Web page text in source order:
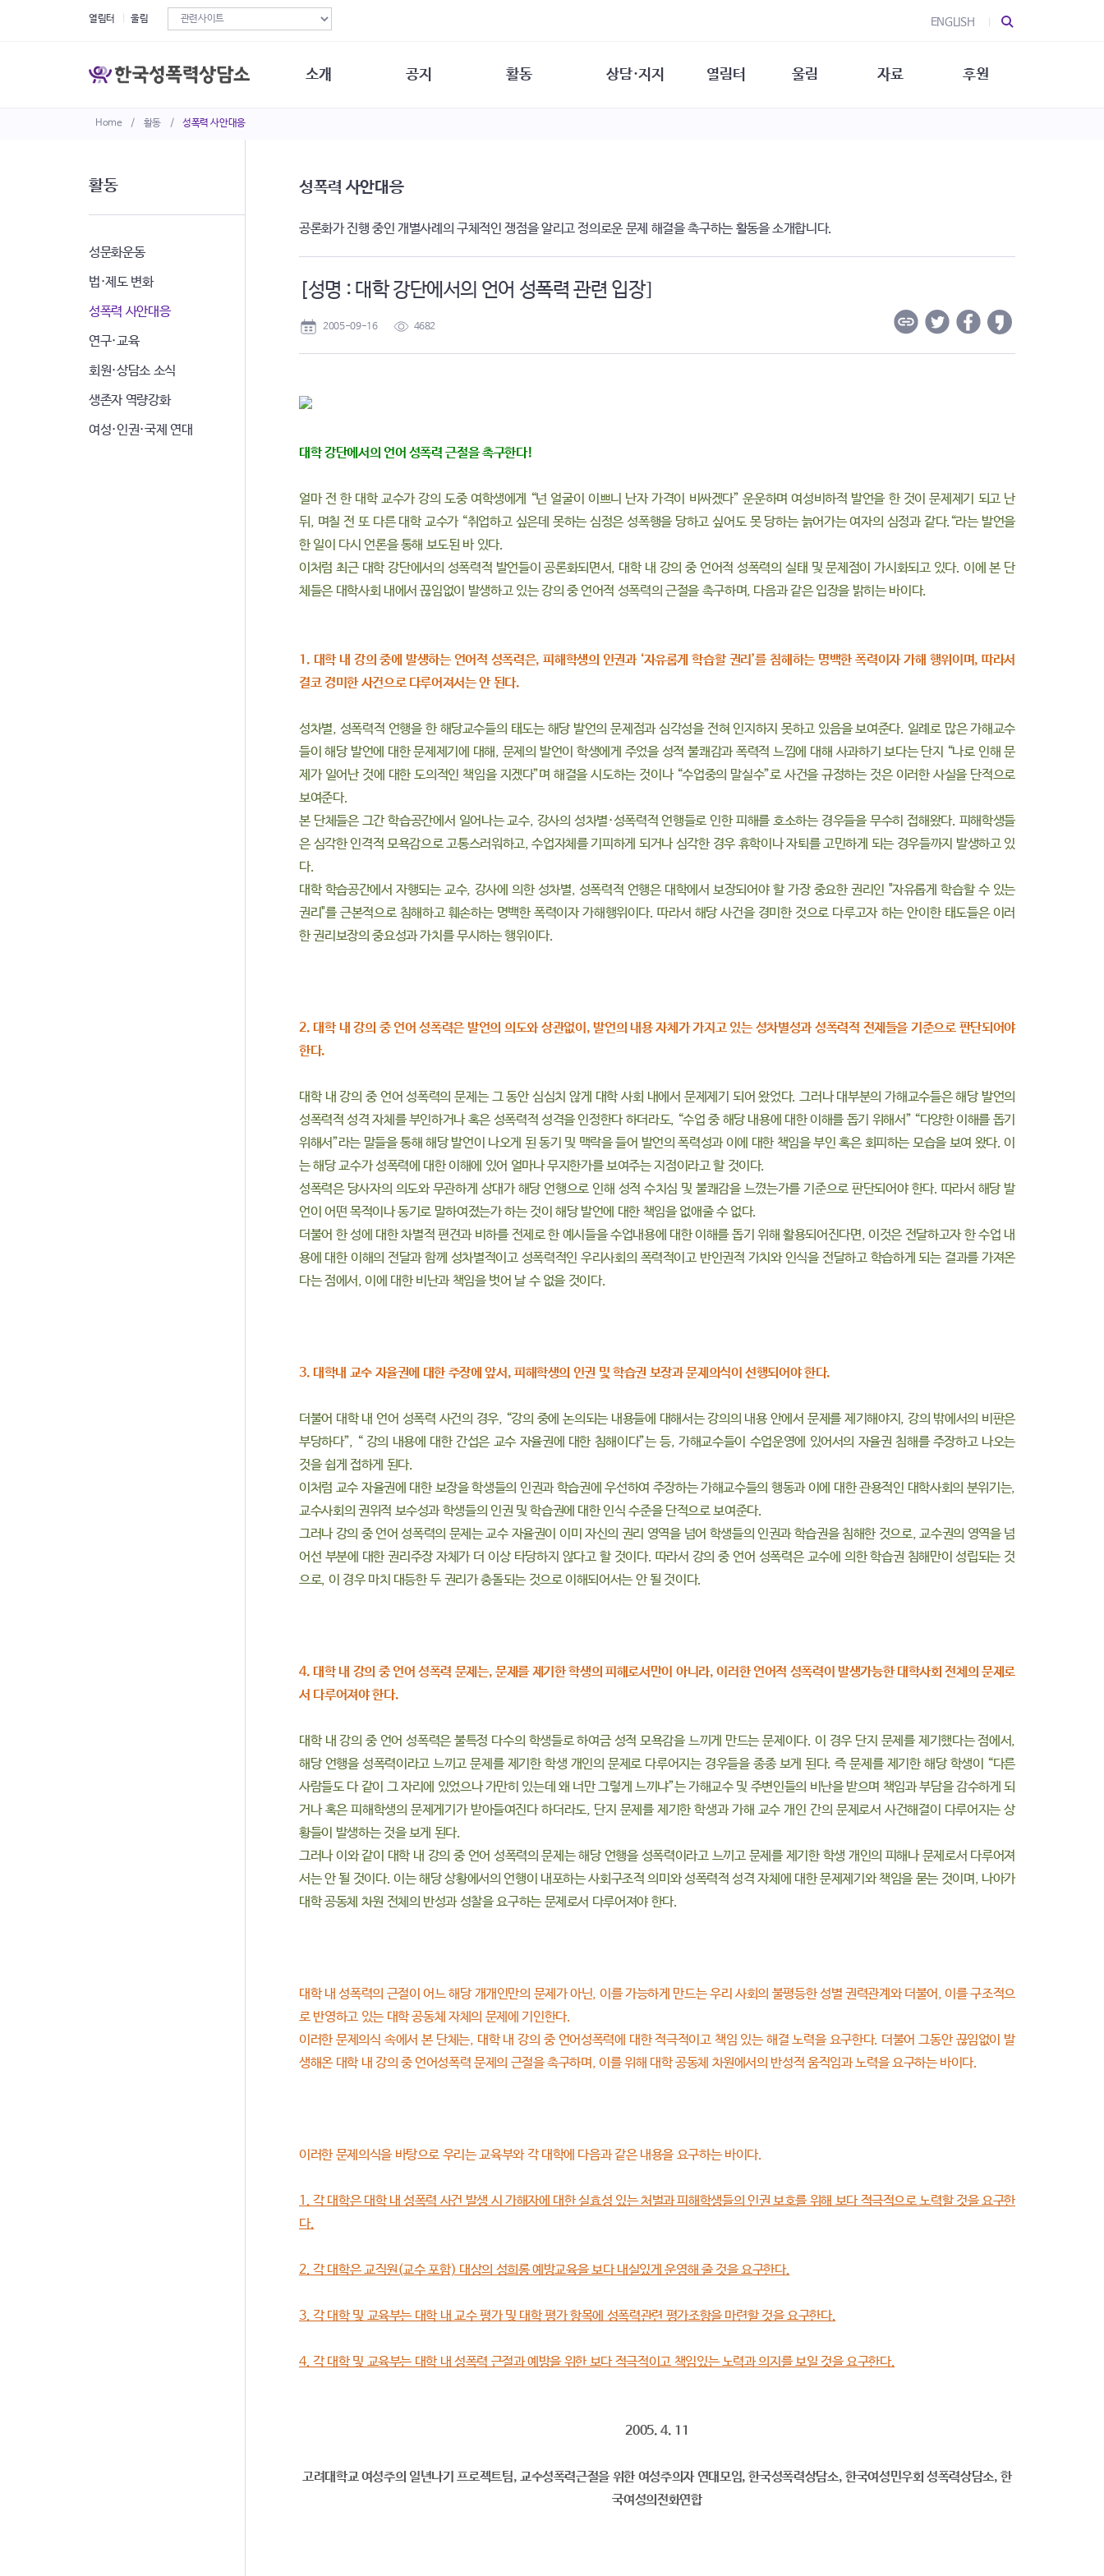
Home / 활동 / 성폭력 사안대응
열림터 울림 ENGLISH
소개
오시는길
정관·규정·약속
공지 활동
생존자 역량강화
상담·지지
함께 고민하기
열림터
연대/연구
울림 자료 후원
활동
성문화운동
법·제도 변화
성폭력 사안대응
연구·교육
회원·상담소 소식
생존자 역량강화
여성·인권·국제 연대
성폭력 사안대응
공론화가 진행 중인 개별사례의 구체적인 쟁점을 알리고 정의로운 문제 해결을 촉구하는 활동을 소개합니다.
[성명 : 대학 강단에서의 언어 성폭력 관련 입장]
2005-09-16 4682
대학 강단에서의 언어 성폭력 근절을 촉구한다!
얼마 전 한 대학 교수가 강의 도중 여학생에게 “넌 얼굴이 이쁘니 난자 가격이 비싸겠다” 운운하며 여성비하적 발언을 한 것이 문제제기 되고 난
뒤, 며칠 전 또 다른 대학 교수가 “취업하고 싶은데 못하는 심정은 성폭행을 당하고 싶어도 못 당하는 늙어가는 여자의 심정과 같다.“라는 발언을
한 일이 다시 언론을 통해 보도된 바 있다.
이처럼 최근 대학 강단에서의 성폭력적 발언들이 공론화되면서, 대학 내 강의 중 언어적 성폭력의 실태 및 문제점이 가시화되고 있다. 이에 본 단
체들은 대학사회 내에서 끊임없이 발생하고 있는 강의 중 언어적 성폭력의 근절을 촉구하며, 다음과 같은 입장을 밝히는 바이다.
1. 대학 내 강의 중에 발생하는 언어적 성폭력은, 피해학생의 인권과 ‘자유롭게 학습할 권리’를 침해하는 명백한 폭력이자 가해 행위이며, 따라서
결코 경미한 사건으로 다루어져서는 안 된다.
성차별, 성폭력적 언행을 한 해당교수들의 태도는 해당 발언의 문제점과 심각성을 전혀 인지하지 못하고 있음을 보여준다. 일례로 많은 가해교수
들이 해당 발언에 대한 문제제기에 대해, 문제의 발언이 학생에게 주었을 성적 불쾌감과 폭력적 느낌에 대해 사과하기 보다는 단지 “나로 인해 문
제가 일어난 것에 대한 도의적인 책임을 지겠다”며 해결을 시도하는 것이나 “수업중의 말실수”로 사건을 규정하는 것은 이러한 사실을 단적으로
보여준다.
본 단체들은 그간 학습공간에서 일어나는 교수, 강사의 성차별·성폭력적 언행들로 인한 피해를 호소하는 경우들을 무수히 접해왔다. 피해학생들
은 심각한 인격적 모욕감으로 고통스러워하고, 수업자체를 기피하게 되거나 심각한 경우 휴학이나 자퇴를 고민하게 되는 경우들까지 발생하고 있
다.
대학 학습공간에서 자행되는 교수, 강사에 의한 성차별, 성폭력적 언행은 대학에서 보장되어야 할 가장 중요한 권리인 "자유롭게 학습할 수 있는
권리"를 근본적으로 침해하고 훼손하는 명백한 폭력이자 가해행위이다. 따라서 해당 사건을 경미한 것으로 다루고자 하는 안이한 태도들은 이러
한 권리보장의 중요성과 가치를 무시하는 행위이다.
2. 대학 내 강의 중 언어 성폭력은 발언의 의도와 상관없이, 발언의 내용 자체가 가지고 있는 성차별성과 성폭력적 전제들을 기준으로 판단되어야
한다.
대학 내 강의 중 언어 성폭력의 문제는 그 동안 심심치 않게 대학 사회 내에서 문제제기 되어 왔었다. 그러나 대부분의 가해교수들은 해당 발언의
성폭력적 성격 자체를 부인하거나 혹은 성폭력적 성격을 인정한다 하더라도, “수업 중 해당 내용에 대한 이해를 돕기 위해서” “다양한 이해를 돕기
위해서”라는 말들을 통해 해당 발언이 나오게 된 동기 및 맥락을 들어 발언의 폭력성과 이에 대한 책임을 부인 혹은 회피하는 모습을 보여 왔다. 이
는 해당 교수가 성폭력에 대한 이해에 있어 얼마나 무지한가를 보여주는 지점이라고 할 것이다.
성폭력은 당사자의 의도와 무관하게 상대가 해당 언행으로 인해 성적 수치심 및 불쾌감을 느꼈는가를 기준으로 판단되어야 한다. 따라서 해당 발
언이 어떤 목적이나 동기로 말하여졌는가 하는 것이 해당 발언에 대한 책임을 없애줄 수 없다.
더불어 한 성에 대한 차별적 편견과 비하를 전제로 한 예시들을 수업내용에 대한 이해를 돕기 위해 활용되어진다면, 이것은 전달하고자 한 수업 내
용에 대한 이해의 전달과 함께 성차별적이고 성폭력적인 우리사회의 폭력적이고 반인권적 가치와 인식을 전달하고 학습하게 되는 결과를 가져온
다는 점에서, 이에 대한 비난과 책임을 벗어 날 수 없을 것이다.
3. 대학내 교수 자율권에 대한 주장에 앞서, 피해학생의 인권 및 학습권 보장과 문제의식이 선행되어야 한다.
더불어 대학 내 언어 성폭력 사건의 경우, “강의 중에 논의되는 내용들에 대해서는 강의의 내용 안에서 문제를 제기해야지, 강의 밖에서의 비판은
부당하다”, “ 강의 내용에 대한 간섭은 교수 자율권에 대한 침해이다”는 등, 가해교수들이 수업운영에 있어서의 자율권 침해를 주장하고 나오는
것을 쉽게 접하게 된다.
이처럼 교수 자율권에 대한 보장을 학생들의 인권과 학습권에 우선하여 주장하는 가해교수들의 행동과 이에 대한 관용적인 대학사회의 분위기는,
교수사회의 권위적 보수성과 학생들의 인권 및 학습권에 대한 인식 수준을 단적으로 보여준다.
그러나 강의 중 언어 성폭력의 문제는 교수 자율권이 이미 자신의 권리 영역을 넘어 학생들의 인권과 학습권을 침해한 것으로, 교수권의 영역을 넘
어선 부분에 대한 권리주장 자체가 더 이상 타당하지 않다고 할 것이다. 따라서 강의 중 언어 성폭력은 교수에 의한 학습권 침해만이 성립되는 것
으로, 이 경우 마치 대등한 두 권리가 충돌되는 것으로 이해되어서는 안 될 것이다.
4. 대학 내 강의 중 언어 성폭력 문제는, 문제를 제기한 학생의 피해로서만이 아니라, 이러한 언어적 성폭력이 발생가능한 대학사회 전체의 문제로
서 다루어져야 한다.
대학 내 강의 중 언어 성폭력은 불특정 다수의 학생들로 하여금 성적 모욕감을 느끼게 만드는 문제이다. 이 경우 단지 문제를 제기했다는 점에서,
해당 언행을 성폭력이라고 느끼고 문제를 제기한 학생 개인의 문제로 다루어지는 경우들을 종종 보게 된다. 즉 문제를 제기한 해당 학생이 “다른
사람들도 다 같이 그 자리에 있었으나 가만히 있는데 왜 너만 그렇게 느끼냐”는 가해교수 및 주변인들의 비난을 받으며 책임과 부담을 감수하게 되
거나 혹은 피해학생의 문제게기가 받아들여진다 하더라도, 단지 문제를 제기한 학생과 가해 교수 개인 간의 문제로서 사건해결이 다루어지는 상
황들이 발생하는 것을 보게 된다.
그러나 이와 같이 대학 내 강의 중 언어 성폭력의 문제는 해당 언행을 성폭력이라고 느끼고 문제를 제기한 학생 개인의 피해나 문제로서 다루어져
서는 안 될 것이다. 이는 해당 상황에서의 언행이 내포하는 사회구조적 의미와 성폭력적 성격 자체에 대한 문제제기와 책임을 묻는 것이며, 나아가
대학 공동체 차원 전체의 반성과 성찰을 요구하는 문제로서 다루어져야 한다.
대학 내 성폭력의 근절이 어느 해당 개개인만의 문제가 아닌, 이를 가능하게 만드는 우리 사회의 불평등한 성별 권력관계와 더불어, 이를 구조적으
로 반영하고 있는 대학 공동체 자체의 문제에 기인한다.
이러한 문제의식 속에서 본 단체는, 대학 내 강의 중 언어성폭력에 대한 적극적이고 책임 있는 해결 노력을 요구한다. 더불어 그동안 끊임없이 발
생해온 대학 내 강의 중 언어성폭력 문제의 근절을 촉구하며, 이를 위해 대학 공동체 차원에서의 반성적 움직임과 노력을 요구하는 바이다.
이러한 문제의식을 바탕으로 우리는 교육부와 각 대학에 다음과 같은 내용을 요구하는 바이다.
1. 각 대학은 대학 내 성폭력 사건 발생 시 가해자에 대한 실효성 있는 처벌과 피해학생들의 인권 보호를 위해 보다 적극적으로 노력할 것을 요구한
다.
2. 각 대학은 교직원(교수 포함) 대상의 성희롱 예방교육을 보다 내실있게 운영해 줄 것을 요구한다.
3. 각 대학 및 교육부는 대학 내 교수 평가 및 대학 평가 항목에 성폭력관련 평가조항을 마련할 것을 요구한다.
4. 각 대학 및 교육부는 대학 내 성폭력 근절과 예방을 위한 보다 적극적이고 책임있는 노력과 의지를 보일 것을 요구한다.
2005. 4. 11
고려대학교 여성주의 일년나기 프로젝트팀, 교수성폭력근절을 위한 여성주의자 연대모임, 한국성폭력상담소, 한국여성민우회 성폭력상담소, 한
국여성의전화연합